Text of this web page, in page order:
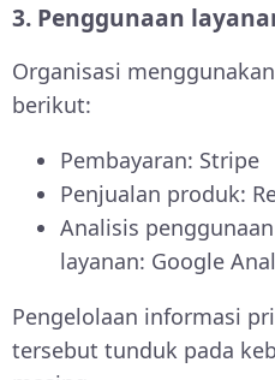
3. Penggunaan
Organisasi
berikut:
Pembayaran: Stripe
Penjualan produk:
Analisis
layanan: Google
Pengelolaan informasi
tersebut tunduk pada